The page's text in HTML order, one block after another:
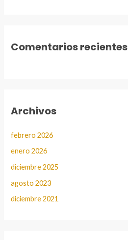
Comentarios recientes
Archivos
febrero 2026
enero 2026
diciembre 2025
agosto 2023
diciembre 2021